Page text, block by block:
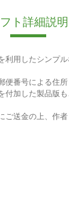
ト詳細説明
利用したシンプル
便番号による住
付加した製品版
ご送金の上、作